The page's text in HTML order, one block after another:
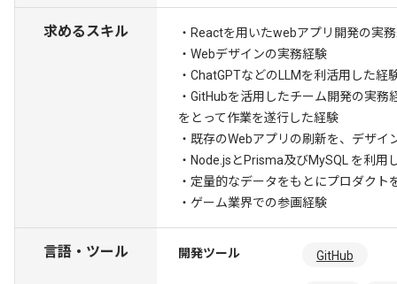
求めるスキル
・Reactを用いたwebアプリ開発の実
・Webデザインの実務経験
・ChatGPTなどのLLMを利活用した経
・GitHubを活用したチーム開発の実務
をとって作業を遂行した経験
・既存のWebアプリの刷新を、デザ
・Node.jsとPrisma及びMySQL を利
・定量的なデータをもとにプロダクト
・ゲーム業界での参画経験
言語・ツール 開発ツール GitHub